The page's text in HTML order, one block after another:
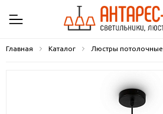
Главная Каталог Люстры потолочные